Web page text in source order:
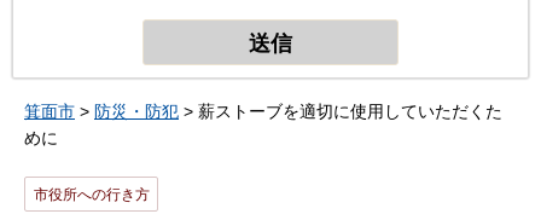
箕面市 > 防災・防犯 > 薪ストーブを適切に使用していただくた
めに
市役所への行き方